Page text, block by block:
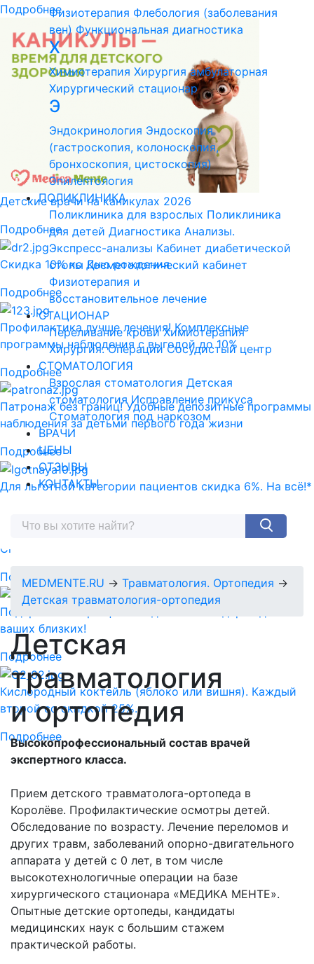
Подробнее
Детские врачи на каникулах 2026
Подробнее
Скидка 10% ко Дню рождения
Подробнее
Профилактика лучше лечения! Комплексные
программы наблюдения с выгодой до 10%
Подробнее
Патронаж без границ! Удобные депозитные программы
наблюдения за детьми первого года жизни
Подробнее
Для льготной категории пациентов скидка 6%. На всё!*
Спермограмма + MAR тест = 5890 руб.
Подробнее
Подарочный сертификат-идеальный подарок для
ваших близких!
Подробнее
Кислородный коктейль (яблоко или вишня). Каждый
второй со скидкой 25%.
Подробнее
Физиотерапия Флебология (заболевания
вен) Функциональная диагностика
Х
Химиотерапия Хирургия амбулаторная
Хирургический стационар
Э
Эндокринология Эндоскопия
(гастроскопия, колоноскопия,
бронхоскопия, цистоскопия)
Эпилептология
ПОЛИКЛИНИКА
Поликлиника для взрослых Поликлиника
для детей Диагностика Анализы.
Экспресс-анализы Кабинет диабетической
стопы Косметологический кабинет
Физиотерапия и
восстановительное лечение
СТАЦИОНАР
Переливание крови Химиотерапия
Хирургия. Операции Сосудистый центр
СТОМАТОЛОГИЯ
Взрослая стоматология Детская
стоматология Исправление прикуса
Стоматология под наркозом
ВРАЧИ
ЦЕНЫ
ОТЗЫВЫ
КОНТАКТЫ
MEDMENTE.RU → Травматология. Ортопедия →
Детская травматология-ортопедия
Детская
травматология
и ортопедия
Высокопрофессиональный состав врачей
экспертного класса.
Прием детского травматолога-ортопеда в
Королёве. Профилактические осмотры детей.
Обследование по возрасту. Лечение переломов и
других травм, заболеваний опорно-двигательного
аппарата у детей с 0 лет, в том числе
высокотехнологичные операции на базе
хирургического стационара «МЕДИКА МЕНТЕ».
Опытные детские ортопеды, кандидаты
медицинских наук с большим стажем
практической работы.